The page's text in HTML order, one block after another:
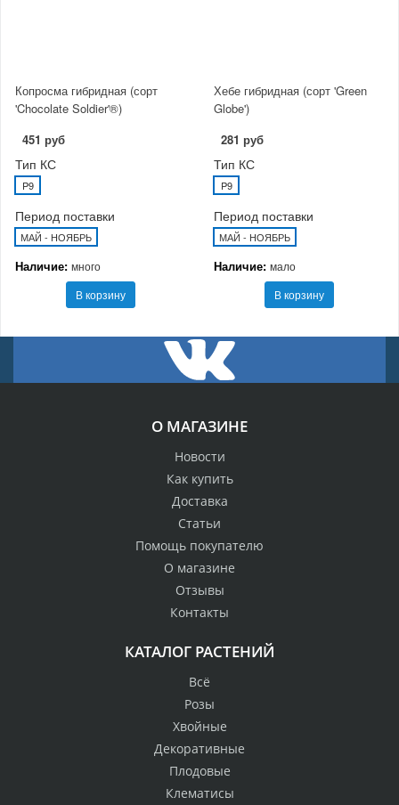
Копросма гибридная (сорт
'Chocolate Soldier'®)
451 руб
Тип КС
P9
Период поставки
МАЙ - НОЯБРЬ
Наличие: много
В корзину
Хебе гибридная (сорт 'Green
Globe')
281 руб
Тип КС
P9
Период поставки
МАЙ - НОЯБРЬ
Наличие: мало
В корзину
О МАГАЗИНЕ
Новости
Как купить
Доставка
Статьи
Помощь покупателю
О магазине
Отзывы
Контакты
КАТАЛОГ РАСТЕНИЙ
Всё
Розы
Хвойные
Декоративные
Плодовые
Клематисы